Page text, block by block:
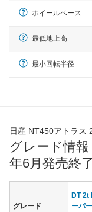
ホイールベース
最低地上高
最小回転半径
日産 NT450アトラス
グレード情
年6月発売終了
グレード
DT 2t
ーパ